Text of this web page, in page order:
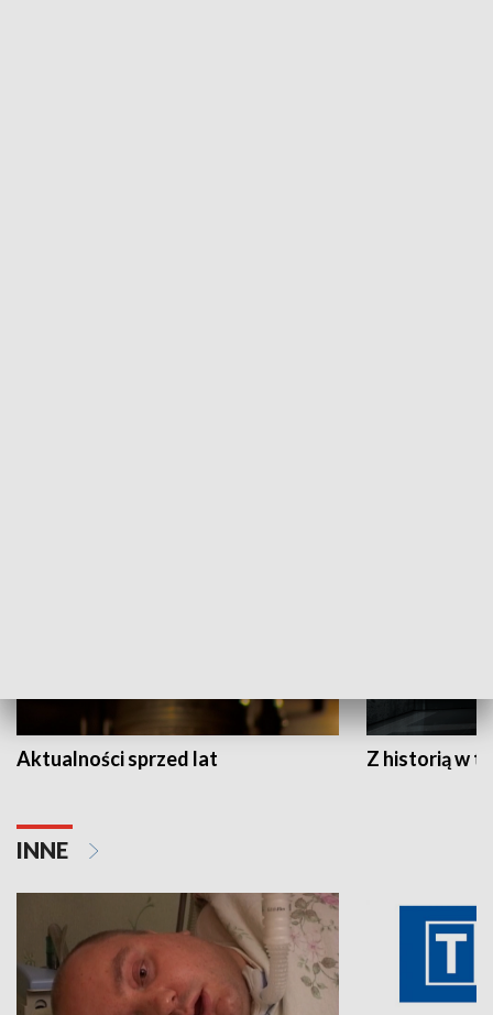
Aktualności sprzed lat Z historią w
INNE